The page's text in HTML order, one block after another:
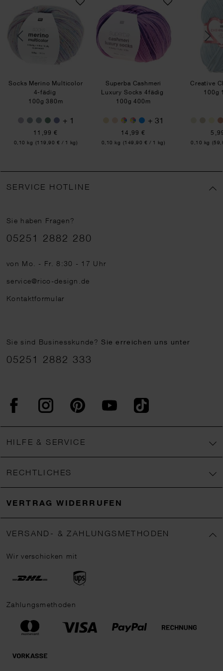
Socks Merino Multicolor
4-fädig
100g 380m
+ 1
11,99 €
Inhalt:
0,10 kg (119,90 € / 1 kg)
Superba Cashmeri
Luxury Socks 4fädig
100g 400m
+ 31
14,99 €
Inhalt:
0,10 kg (149,90 € / 1 kg)
Creative
100g
Inhalt:
0,10 kg
SERVICE HOTLINE
Sie haben Fragen?
Telefonnummer
05251 2882 280
von Mo. - Fr. 8:30 - 17 Uhr
service@rico-design.de
Kontaktformular
Sie sind Businesskunde?Sie erreichen uns unter
05251 2882 333
FacebookInstagram PinterestYouTubeTikTok
HILFE & SERVICE
RECHTLICHES
VERTRAG WIDERRUFEN
VERSAND- & ZAHLUNGSMETHODEN
Wir verschicken mit
Zahlungsmethoden